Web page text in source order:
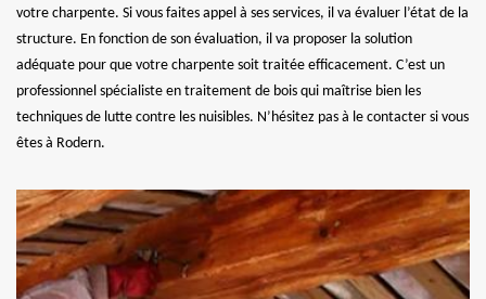
votre charpente. Si vous faites appel à ses services, il va évaluer l’état de la
structure. En fonction de son évaluation, il va proposer la solution
adéquate pour que votre charpente soit traitée efficacement. C’est un
professionnel spécialiste en traitement de bois qui maîtrise bien les
techniques de lutte contre les nuisibles. N’hésitez pas à le contacter si vous
êtes à Rodern.